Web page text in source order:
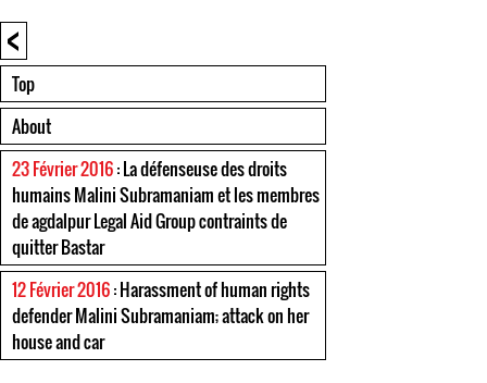
<
Top
About
23 Février 2016: La défenseuse des droits
humains Malini Subramaniam et les membres
de agdalpur Legal Aid Group contraints de
quitter Bastar
12 Février 2016: Harassment of human rights
defender Malini Subramaniam; attack on her
house and car